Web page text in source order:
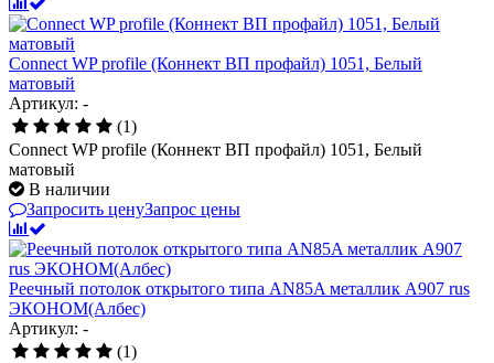
Connect WP profile (Коннект ВП профайл) 1051, Белый
матовый
Артикул: -
(1)
Connect WP profile (Коннект ВП профайл) 1051, Белый
матовый
В наличии
Запросить ценуЗапрос цены
Реечный потолок открытого типа AN85A металлик А907 rus
ЭКОНОМ(Албес)
Артикул: -
(1)